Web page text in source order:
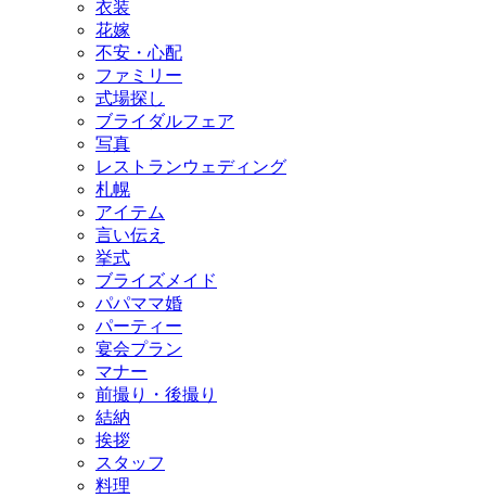
衣装
花嫁
不安・心配
ファミリー
式場探し
ブライダルフェア
写真
レストランウェディング
札幌
アイテム
言い伝え
挙式
ブライズメイド
パパママ婚
パーティー
宴会プラン
マナー
前撮り・後撮り
結納
挨拶
スタッフ
料理